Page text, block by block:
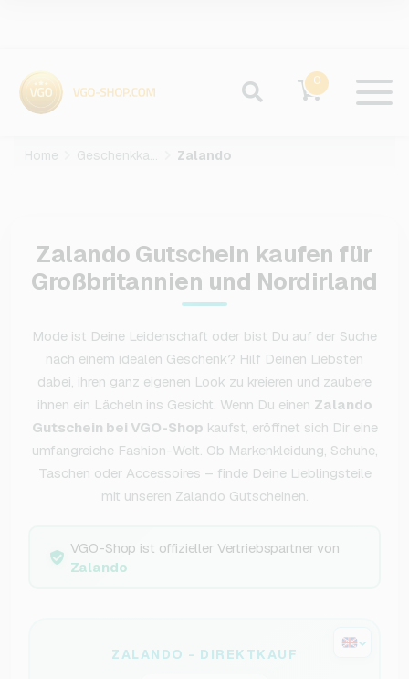
0
Home Geschenkkarten Zalando
Zalando Gutschein kaufen für
Großbritannien und Nordirland
Mode ist Deine Leidenschaft oder bist Du auf der Suche
nach einem idealen Geschenk? Hilf Deinen Liebsten
dabei, ihren ganz eigenen Look zu kreieren und zaubere
ihnen ein Lächeln ins Gesicht. Wenn Du einen Zalando
Gutschein bei VGO-Shop kaufst, eröffnet sich Dir eine
umfangreiche Fashion-Welt. Ob Markenkleidung, Schuhe,
Taschen oder Accessoires – finde Deine Lieblingsteile
mit unseren Zalando Gutscheinen.
VGO-Shop ist offizieller Vertriebspartner von
Zalando
ZALANDO - DIREKTKAUF